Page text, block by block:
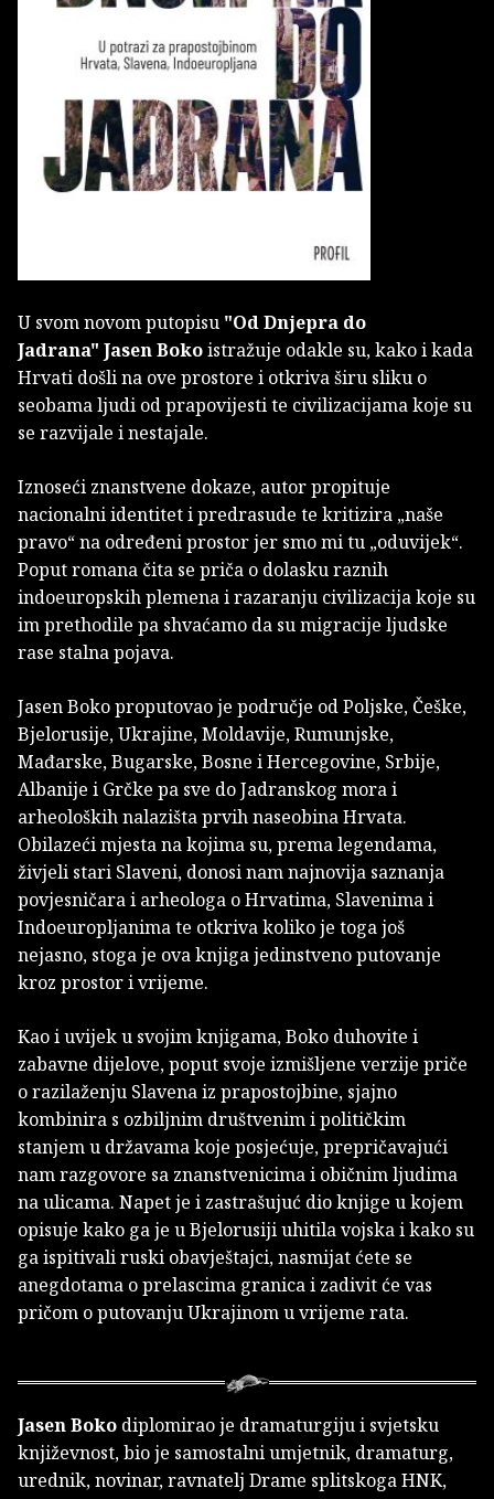
U svom novom putopisu "Od Dnjepra do
Jadrana" Jasen Bokoistražuje odakle su, kako i kada
Hrvati došli na ove prostore i otkriva širu sliku o
seobama ljudi od prapovijesti te civilizacijama koje su
se razvijale i nestajale.
Iznoseći znanstvene dokaze, autor propituje
nacionalni identitet i predrasude te kritizira „naše
pravo“ na određeni prostor jer smo mi tu „oduvijek“.
Poput romana čita se priča o dolasku raznih
indoeuropskih plemena i razaranju civilizacija koje su
im prethodile pa shvaćamo da su migracije ljudske
rase stalna pojava.
Jasen Boko proputovao je područje od Poljske, Češke,
Bjelorusije, Ukrajine, Moldavije, Rumunjske,
Mađarske, Bugarske, Bosne i Hercegovine, Srbije,
Albanije i Grčke pa sve do Jadranskog mora i
arheoloških nalazišta prvih naseobina Hrvata.
Obilazeći mjesta na kojima su, prema legendama,
živjeli stari Slaveni, donosi nam najnovija saznanja
povjesničara i arheologa o Hrvatima, Slavenima i
Indoeuropljanima te otkriva koliko je toga još
nejasno, stoga je ova knjiga jedinstveno putovanje
kroz prostor i vrijeme.
Kao i uvijek u svojim knjigama, Boko duhovite i
zabavne dijelove, poput svoje izmišljene verzije priče
o razilaženju Slavena iz prapostojbine, sjajno
kombinira s ozbiljnim društvenim i političkim
stanjem u državama koje posjećuje, prepričavajući
nam razgovore sa znanstvenicima i običnim ljudima
na ulicama. Napet je i zastrašujuć dio knjige u kojem
opisuje kako ga je u Bjelorusiji uhitila vojska i kako su
ga ispitivali ruski obavještajci, nasmijat ćete se
anegdotama o prelascima granica i zadivit će vas
pričom o putovanju Ukrajinom u vrijeme rata.
Jasen Boko diplomirao je dramaturgiju i svjetsku
književnost, bio je samostalni umjetnik, dramaturg,
urednik, novinar, ravnatelj Drame splitskoga HNK,